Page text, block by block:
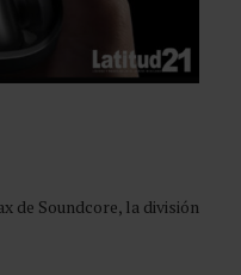
de Soundcore, la división